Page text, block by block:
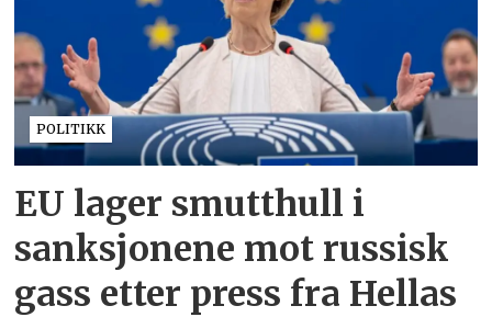
POLITIKK
EU lager smutthull i
sanksjonene mot russisk
gass etter press fra Hellas